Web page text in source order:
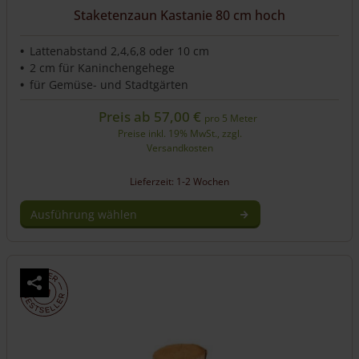
Staketenzaun Kastanie 80 cm hoch
Lattenabstand 2,4,6,8 oder 10 cm
2 cm für Kaninchengehege
für Gemüse- und Stadtgärten
Preis ab 57,00 € pro 5 Meter
Preise inkl. 19% MwSt., zzgl.
Versandkosten
Lieferzeit: 1-2 Wochen
Ausführung wählen
weist
mehrere
Varianten
auf.